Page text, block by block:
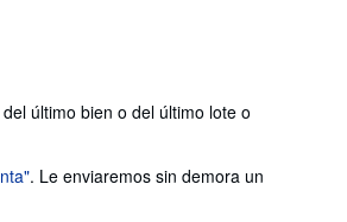
último bien o del último lote o
. Le enviaremos sin demora un